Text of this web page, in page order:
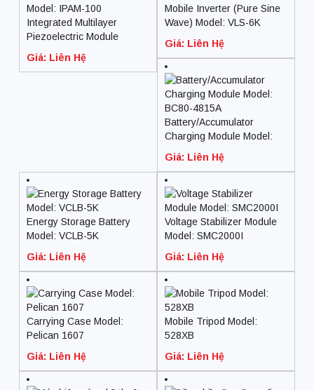
Integrated Multilayer
Piezoelectric Module
Model: IPAM-100
Giá: Liên Hệ
Mobile Inverter (Pure Sine
Wave) Model: VLS-6K
Giá: Liên Hệ
Battery/Accumulator
Charging Module Model:
BC80-4815A
Giá: Liên Hệ
Energy Storage Battery
Model: VCLB-5K
Giá: Liên Hệ
Voltage Stabilizer Module
Model: SMC2000I
Giá: Liên Hệ
Carrying Case Model:
Pelican 1607
Giá: Liên Hệ
Mobile Tripod Model:
528XB
Giá: Liên Hệ